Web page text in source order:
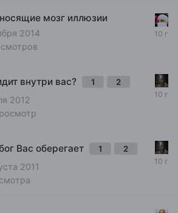
мозг иллюзии
2014
внутри вас? 1 2
2012
Вас оберегает 1 2
2011